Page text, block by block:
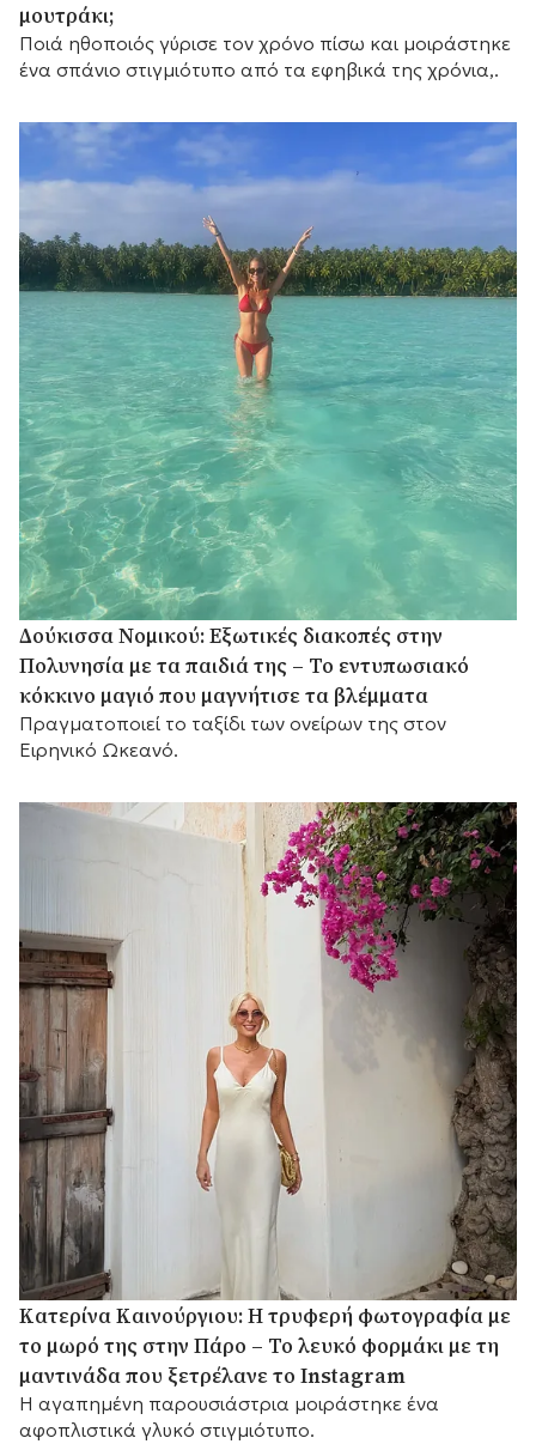
μουτράκι;
Ποιά ηθοποιός γύρισε τον χρόνο πίσω και μοιράστηκε
ένα σπάνιο στιγμιότυπο από τα εφηβικά της χρόνια,.
Δούκισσα Νομικού: Εξωτικές διακοπές στην
Πολυνησία με τα παιδιά της – Το εντυπωσιακό
κόκκινο μαγιό που μαγνήτισε τα βλέμματα
Πραγματοποιεί το ταξίδι των ονείρων της στον
Ειρηνικό Ωκεανό.
Κατερίνα Καινούργιου: Η τρυφερή φωτογραφία με
το μωρό της στην Πάρο – Το λευκό φορμάκι με τη
μαντινάδα που ξετρέλανε το Instagram
Η αγαπημένη παρουσιάστρια μοιράστηκε ένα
αφοπλιστικά γλυκό στιγμιότυπο.